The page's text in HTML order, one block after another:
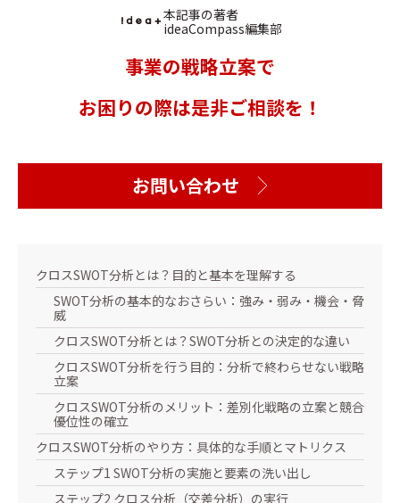
本記事の著者
ideaCompass編集部
事業の戦略立案で
お困りの際は是非ご相談を！
お問い合わせ
クロスSWOT分析とは？目的と基本を理解する
SWOT分析の基本的なおさらい：強み・弱み・機会・脅
威
クロスSWOT分析とは？SWOT分析との決定的な違い
クロスSWOT分析を行う目的：分析で終わらせない戦略
立案
クロスSWOT分析のメリット：差別化戦略の立案と競合
優位性の確立
クロスSWOT分析のやり方：具体的な手順とマトリクス
ステップ1 SWOT分析の実施と要素の洗い出し
ステップ2 クロス分析（交差分析）の実行